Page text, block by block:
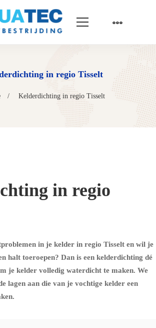
in regio Tisselt
Kelderdichting in regio Tisselt
in regio
in je kelder in regio Tisselt en wil je
halt toeroepen? Dan is een kelderdichting dé
je kelder volledig waterdicht te maken. We
lagen aan die van je vochtige kelder een